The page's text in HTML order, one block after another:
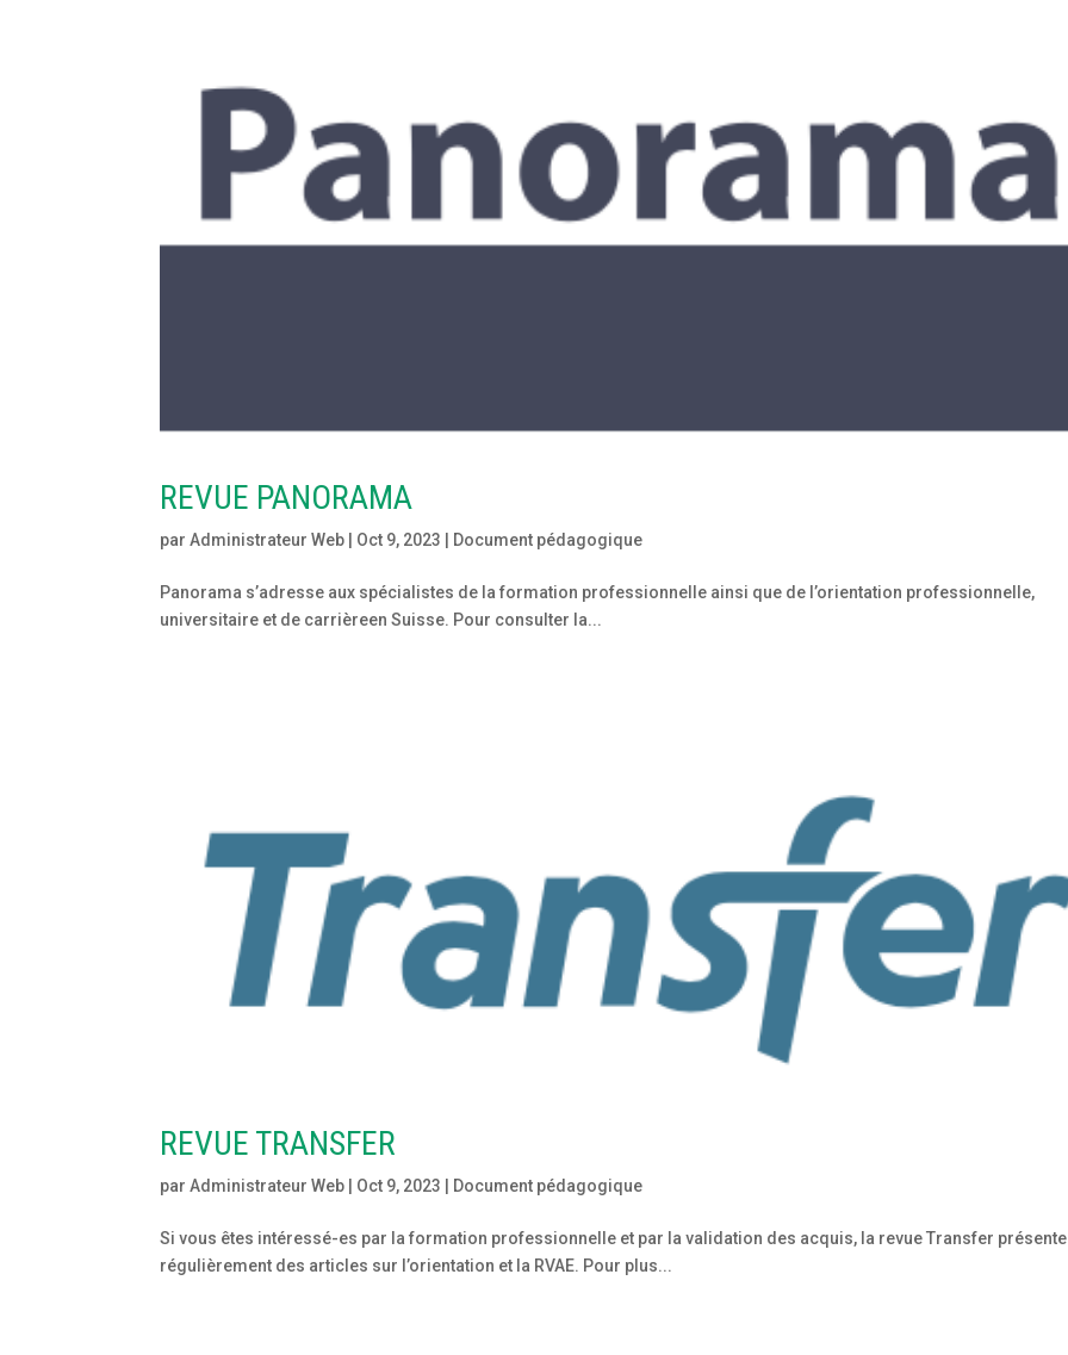
REVUE PANORAMA
parAdministrateur Web Oct 9, 2023 Document pédagogique
Panorama s’adresse aux spécialistes de la formation professionnelle ainsi que de l’orientation professionnelle,
universitaire et de carrièreen Suisse. Pour consulter la...
REVUE TRANSFER
parAdministrateur Web Oct 9, 2023 Document pédagogique
Si vous êtes intéressé-es par la formation professionnelle et par la validation des acquis, la revue Transfer présente
régulièrement des articles sur l’orientation et la RVAE. Pour plus...